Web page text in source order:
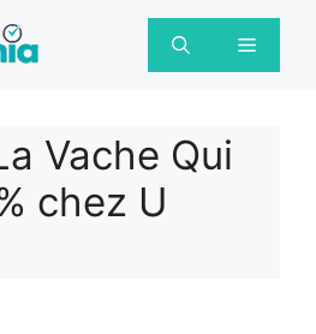
Menu
Vache Qui
chez U